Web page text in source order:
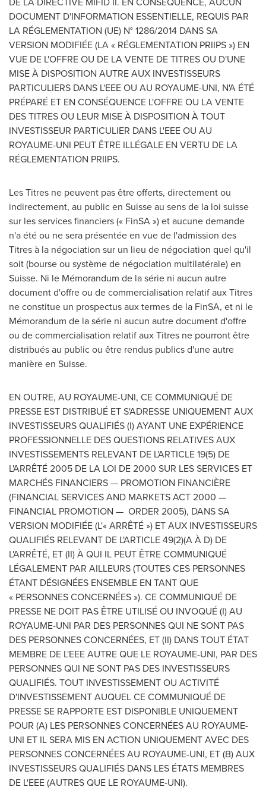
DOCUMENT D'INFORMATION ESSENTIELLE, REQUIS PAR
LA RÉGLEMENTATION (UE) N° 1286/2014 DANS SA
VERSION MODIFIÉE (LA « RÉGLEMENTATION PRIIPS ») EN
VUE DE L'OFFRE OU DE LA VENTE DE TITRES OU D'UNE
MISE À DISPOSITION AUTRE AUX INVESTISSEURS
PARTICULIERS DANS L'EEE OU AU ROYAUME-UNI, N'A ÉTÉ
PRÉPARÉ ET EN CONSÉQUENCE L'OFFRE OU LA VENTE
DES TITRES OU LEUR MISE À DISPOSITION À TOUT
INVESTISSEUR PARTICULIER DANS L'EEE OU AU
ROYAUME-UNI PEUT ÊTRE ILLÉGALE EN VERTU DE LA
RÉGLEMENTATION PRIIPS.
Les Titres ne peuvent pas être offerts, directement ou
indirectement, au public en Suisse au sens de la loi suisse
sur les services financiers (« FinSA ») et aucune demande
n'a été ou ne sera présentée en vue de l'admission des
Titres à la négociation sur un lieu de négociation quel qu'il
soit (bourse ou système de négociation multilatérale) en
Suisse. Ni le Mémorandum de la série ni aucun autre
document d'offre ou de commercialisation relatif aux Titres
ne constitue un prospectus aux termes de la FinSA, et ni le
Mémorandum de la série ni aucun autre document d'offre
ou de commercialisation relatif aux Titres ne pourront être
distribués au public ou être rendus publics d'une autre
manière en Suisse.
EN OUTRE, AU ROYAUME-UNI, CE COMMUNIQUÉ DE
PRESSE EST DISTRIBUÉ ET S'ADRESSE UNIQUEMENT AUX
INVESTISSEURS QUALIFIÉS (I) AYANT UNE EXPÉRIENCE
PROFESSIONNELLE DES QUESTIONS RELATIVES AUX
INVESTISSEMENTS RELEVANT DE L'ARTICLE 19(5) DE
L'ARRÊTÉ 2005 DE LA LOI DE 2000 SUR LES SERVICES ET
MARCHÉS FINANCIERS — PROMOTION FINANCIÈRE
(FINANCIAL SERVICES AND MARKETS ACT 2000 —
FINANCIAL PROMOTION — ORDER 2005), DANS SA
VERSION MODIFIÉE (L'« ARRÊTÉ ») ET AUX INVESTISSEURS
QUALIFIÉS RELEVANT DE L'ARTICLE 49(2)(A À D) DE
L'ARRÊTÉ, ET (II) À QUI IL PEUT ÊTRE COMMUNIQUÉ
LÉGALEMENT PAR AILLEURS (TOUTES CES PERSONNES
ÉTANT DÉSIGNÉES ENSEMBLE EN TANT QUE
« PERSONNES CONCERNÉES »). CE COMMUNIQUÉ DE
PRESSE NE DOIT PAS ÊTRE UTILISÉ OU INVOQUÉ (I) AU
ROYAUME-UNI PAR DES PERSONNES QUI NE SONT PAS
DES PERSONNES CONCERNÉES, ET (II) DANS TOUT ÉTAT
MEMBRE DE L'EEE AUTRE QUE LE ROYAUME-UNI, PAR DES
PERSONNES QUI NE SONT PAS DES INVESTISSEURS
QUALIFIÉS. TOUT INVESTISSEMENT OU ACTIVITÉ
D'INVESTISSEMENT AUQUEL CE COMMUNIQUÉ DE
PRESSE SE RAPPORTE EST DISPONIBLE UNIQUEMENT
POUR (A) LES PERSONNES CONCERNÉES AU ROYAUME-
UNI ET IL SERA MIS EN ACTION UNIQUEMENT AVEC DES
PERSONNES CONCERNÉES AU ROYAUME-UNI, ET (B) AUX
INVESTISSEURS QUALIFIÉS DANS LES ÉTATS MEMBRES
DE L'EEE (AUTRES QUE LE ROYAUME-UNI).